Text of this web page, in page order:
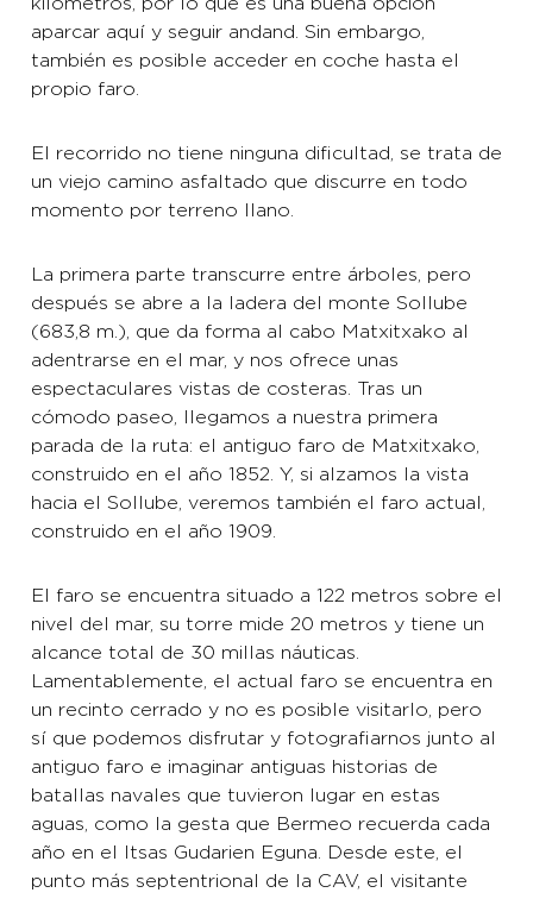
kilómetros, por lo que es una buena opción
aparcar aquí y seguir andand. Sin embargo,
también es posible acceder en coche hasta el
propio faro.
El recorrido no tiene ninguna dificultad, se trata de
un viejo camino asfaltado que discurre en todo
momento por terreno llano.
La primera parte transcurre entre árboles, pero
después se abre a la ladera del monte Sollube
(683,8 m.), que da forma al cabo Matxitxako al
adentrarse en el mar, y nos ofrece unas
espectaculares vistas de costeras. Tras un
cómodo paseo, llegamos a nuestra primera
parada de la ruta: el antiguo faro de Matxitxako,
construido en el año 1852. Y, si alzamos la vista
hacia el Sollube, veremos también el faro actual,
construido en el año 1909.
El faro se encuentra situado a 122 metros sobre el
nivel del mar, su torre mide 20 metros y tiene un
alcance total de 30 millas náuticas.
Lamentablemente, el actual faro se encuentra en
un recinto cerrado y no es posible visitarlo, pero
sí que podemos disfrutar y fotografiarnos junto al
antiguo faro e imaginar antiguas historias de
batallas navales que tuvieron lugar en estas
aguas, como la gesta que Bermeo recuerda cada
año en el Itsas Gudarien Eguna. Desde este, el
punto más septentrional de la CAV, el visitante